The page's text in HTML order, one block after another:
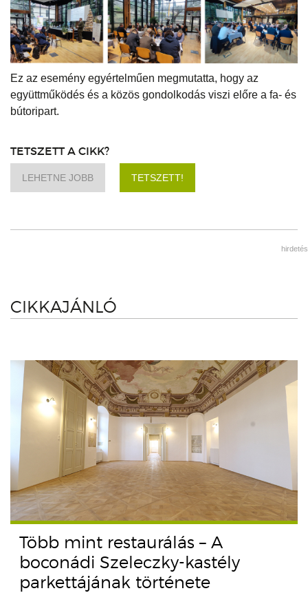
Ez az esemény egyértelműen megmutatta, hogy az
együttműködés és a közös gondolkodás viszi előre a fa- és
bútoripart.
TETSZETT A CIKK?
LEHETNE JOBB TETSZETT!
hirdetés
CIKKAJÁNLÓ
Több mint restaurálás – A
boconádi Szeleczky-kastély
parkettájának története